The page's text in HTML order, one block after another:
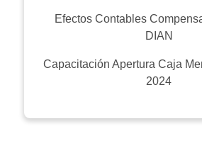
Efectos Contables
DIAN
Capacitación Apertura Caja
2024